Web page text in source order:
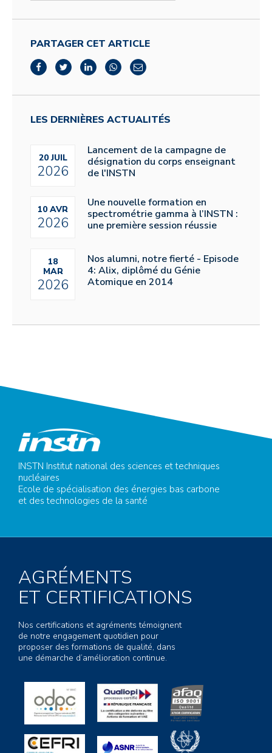
PARTAGER CET ARTICLE
LES DERNIÈRES ACTUALITÉS
20 JUIL
2026
Lancement de la campagne de
désignation du corps enseignant
de l'INSTN
10 AVR
2026
Une nouvelle formation en
spectrométrie gamma à l’INSTN :
une première session réussie
18
MAR
2026
Nos alumni, notre fierté - Episode
4: Alix, diplômé du Génie
Atomique en 2014
INSTN Institut national des sciences et techniques
nucléaires
Ecole de spécialisation des énergies bas carbone
et des technologies de la santé
AGRÉMENTS
ET CERTIFICATIONS
Nos certifications et agréments témoignent
de notre engagement quotidien pour
proposer des formations de qualité, dans
une démarche d’amélioration continue.